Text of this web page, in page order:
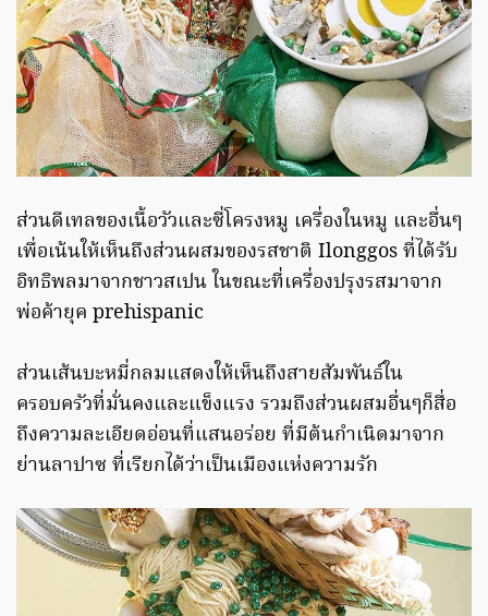
ส่วนดีเทลของเนื้อวัวและซี่โครงหมู เครื่องในหมู และอื่นๆ
เพื่อเน้นให้เห็นถึงส่วนผสมของรสชาติ Ilonggos ที่ได้รับ
อิทธิพลมาจากชาวสเปน ในขณะที่เครื่องปรุงรสมาจาก
พ่อค้ายุค prehispanic
ส่วนเส้นบะหมี่กลมแสดงให้เห็นถึงสายสัมพันธ์ใน
ครอบครัวที่มั่นคงและแข็งแรง รวมถึงส่วนผสมอื่นๆก็สื่อ
ถึงความละเอียดอ่อนที่แสนอร่อย ที่มีต้นกำเนิดมาจาก
ย่านลาปาซ ที่เรียกได้ว่าเป็นเมืองแห่งความรัก